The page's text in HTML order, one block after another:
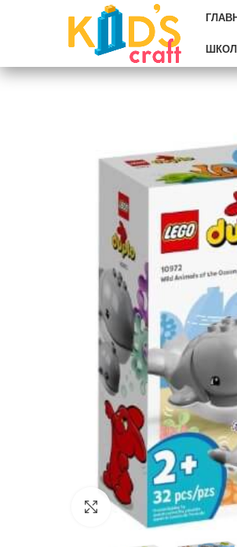
Нажмите, чтобы